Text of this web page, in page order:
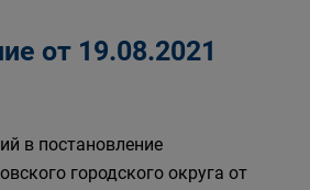
от 19.08.2021
в постановление
городского округа от